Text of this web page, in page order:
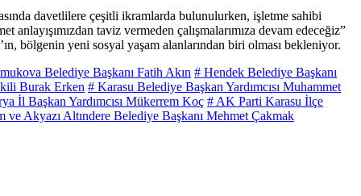
davetlilere çeşitli ikramlarda bulunulurken, işletme sahibi
taviz vermeden çalışmalarımıza devam edeceğiz”
bölgenin yeni sosyal yaşam alanlarından biri olması bekleniyor.
Belediye Başkanı Fatih Akın # Hendek Belediye Başkanı
Burak Erken # Karasu Belediye Başkan Yardımcısı Muhammet
İl Başkan Yardımcısı Mükerrem Koç # AK Parti Karasu İlçe
ve Akyazı Altındere Belediye Başkanı Mehmet Çakmak